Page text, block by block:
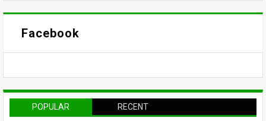
Facebook
POPULAR RECENT